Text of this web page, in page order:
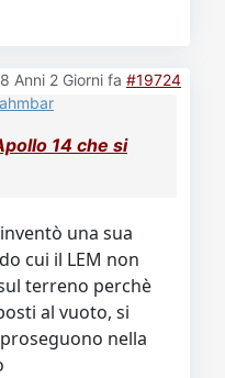
8 Anni 2 Giorni fa #19724
ahmbar
14 che si
una sua
cui il LEM non
terreno perchè
al vuoto, si
nella